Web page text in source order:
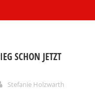
SCHON JETZT
Stefanie Holzwarth